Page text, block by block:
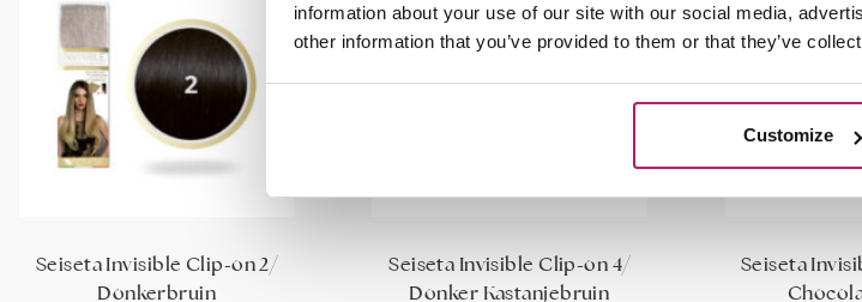
information about your use of our site with our social media,
other information that you’ve provided to them or that they’ve
Customize
Seiseta Invisible Clip-on 2/
Donkerbruin
Seiseta Invisible Clip-on 4/
Donker Kastanjebruin
Seiseta